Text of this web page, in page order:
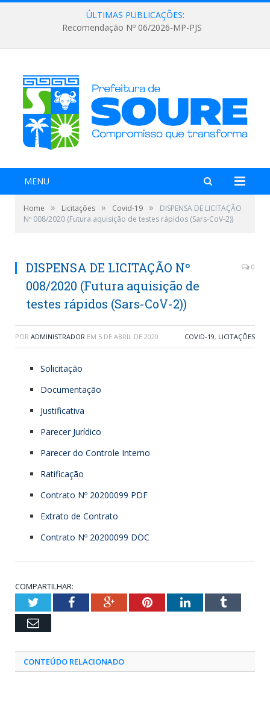
ÚLTIMAS PUBLICAÇÕES:
Recomendação Nº 06/2026-MP-PJS
MENU
Home » Licitações » Covid-19 »
DISPENSA DE LICITAÇÃO
Nº 008/2020 (Futura aquisição de testes rápidos (Sars-CoV-2))
DISPENSA DE LICITAÇÃO Nº
008/2020 (Futura aquisição de
testes rápidos (Sars-CoV-2))
0
POR ADMINISTRADOR EM 5 DE ABRIL DE 2020 COVID-19, LICITAÇÕES
Solicitação
Documentação
Justificativa
Parecer Jurídico
Parecer do Controle Interno
Ratificação
Contrato Nº 20200099 PDF
Extrato de Contrato
Contrato Nº 20200099 DOC
COMPARTILHAR:
TwitterFacebookGoogle+PinterestLinkedInTumblr
Email
CONTEÚDO RELACIONADO